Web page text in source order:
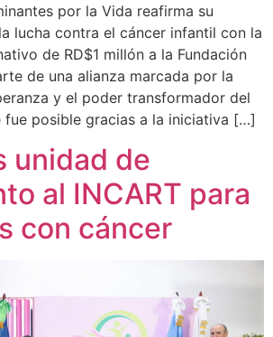
por la Vida reafirma su
lucha contra el cáncer infantil con la
de RD$1 millón a la Fundación
de una alianza marcada por la
y el poder transformador del
fue posible gracias a la iniciativa […]
unidad de
al INCART para
con cáncer